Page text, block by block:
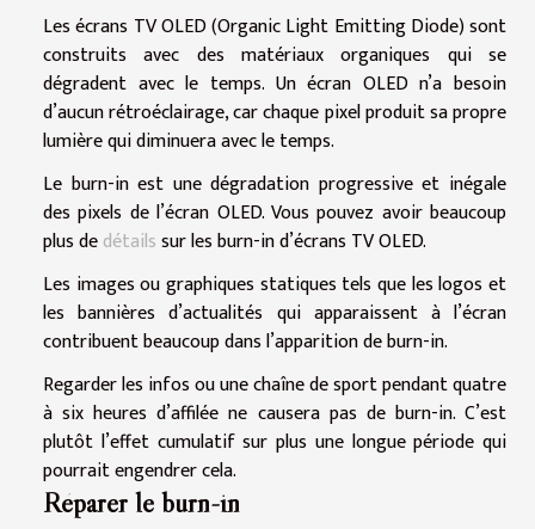
Les écrans TV OLED (Organic Light Emitting Diode) sont
construits avec des matériaux organiques qui se
dégradent avec le temps. Un écran OLED n’a besoin
d’aucun rétroéclairage, car chaque pixel produit sa propre
lumière qui diminuera avec le temps.
Le burn-in est une dégradation progressive et inégale
des pixels de l’écran OLED. Vous pouvez avoir beaucoup
plus dedétailssur les burn-in d’écrans TV OLED.
Les images ou graphiques statiques tels que les logos et
les bannières d’actualités qui apparaissent à l’écran
contribuent beaucoup dans l’apparition de burn-in.
Regarder les infos ou une chaîne de sport pendant quatre
à six heures d’affilée ne causera pas de burn-in. C’est
plutôt l’effet cumulatif sur plus une longue période qui
pourrait engendrer cela.
Réparer le burn-in